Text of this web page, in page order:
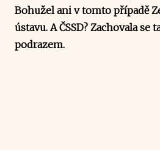
Bohužel ani v tomto případě
ústavu. A ČSSD? Zachovala se
podrazem.